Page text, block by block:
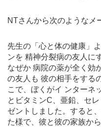
NTさんから次のようなメ
先生の「心と体の健康」
ンを 精神分裂病の友人に
なぜか 病院の薬が全く効
の友人も 彼の相手をする
こで、ぼくがイ ンターネ
とビタミンC、亜鉛、セ
ゼントしました。すると
た様で、彼と彼の家族か